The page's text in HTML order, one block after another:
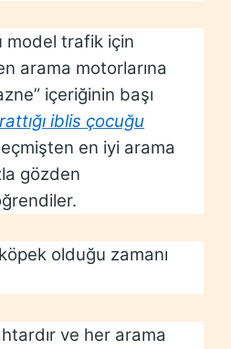
model trafik için
arama motorlarına
içeriğinin başı
iblis çocuğu
en iyi arama
gözden
olduğu zamanı
ve her arama